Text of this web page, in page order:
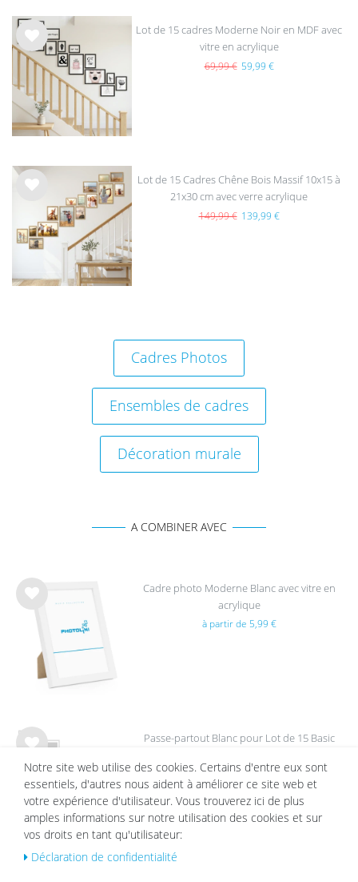
List
e de
hait
Lot de 15 cadres Moderne Noir en MDF avec
vitre en acrylique
69,99 € 59,99 €
sou
hait
Lot de 15 Cadres Chêne Bois Massif 10x15 à
21x30 cm avec verre acrylique
149,99 € 139,99 €
Cadres Photos
Ensembles de cadres
Décoration murale
A COMBINER AVEC
List
e de
sou
hait
Cadre photo Moderne Blanc avec vitre en
acrylique
à partir de 5,99 €
e de
sou
hait
s
Passe-partout Blanc pour Lot de 15 Basic
17,99 € 15,99 €
Notre site web utilise des cookies. Certains d'entre eux sont
essentiels, d'autres nous aident à améliorer ce site web et
votre expérience d'utilisateur. Vous trouverez ici de plus
amples informations sur notre utilisation des cookies et sur
vos droits en tant qu'utilisateur:
Déclaration de confidentialité